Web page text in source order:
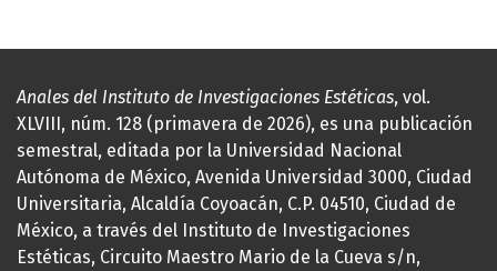
Anales del Instituto de Investigaciones Estéticas, vol.
XLVIII, núm. 128 (primavera de 2026), es una publicación
semestral, editada por la Universidad Nacional
Autónoma de México, Avenida Universidad 3000, Ciudad
Universitaria, Alcaldía Coyoacán, C.P. 04510, Ciudad de
México, a través del Instituto de Investigaciones
Estéticas, Circuito Maestro Mario de la Cueva s/n,